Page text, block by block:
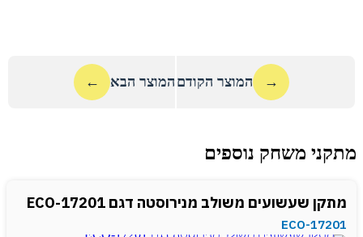
→ המוצר הקודם המוצר הבא ←
מתקני משחק נוספים
מתקן שעשועים משולב מנירוסטה דגם ECO-17201
ECO-17201